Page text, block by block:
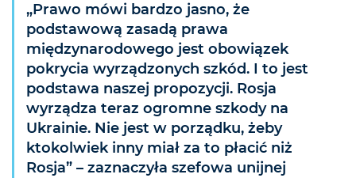
„Prawo mówi bardzo jasno, że
podstawową zasadą prawa
międzynarodowego jest obowiązek
pokrycia wyrządzonych szkód. I to jest
podstawa naszej propozycji. Rosja
wyrządza teraz ogromne szkody na
Ukrainie. Nie jest w porządku, żeby
ktokolwiek inny miał za to płacić niż
Rosja” – zaznaczyła szefowa unijnej